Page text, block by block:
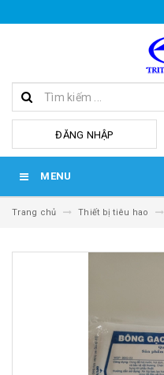
ĐĂNG NHẬP
MENU
Trang chủ Thiết bị tiêu hao